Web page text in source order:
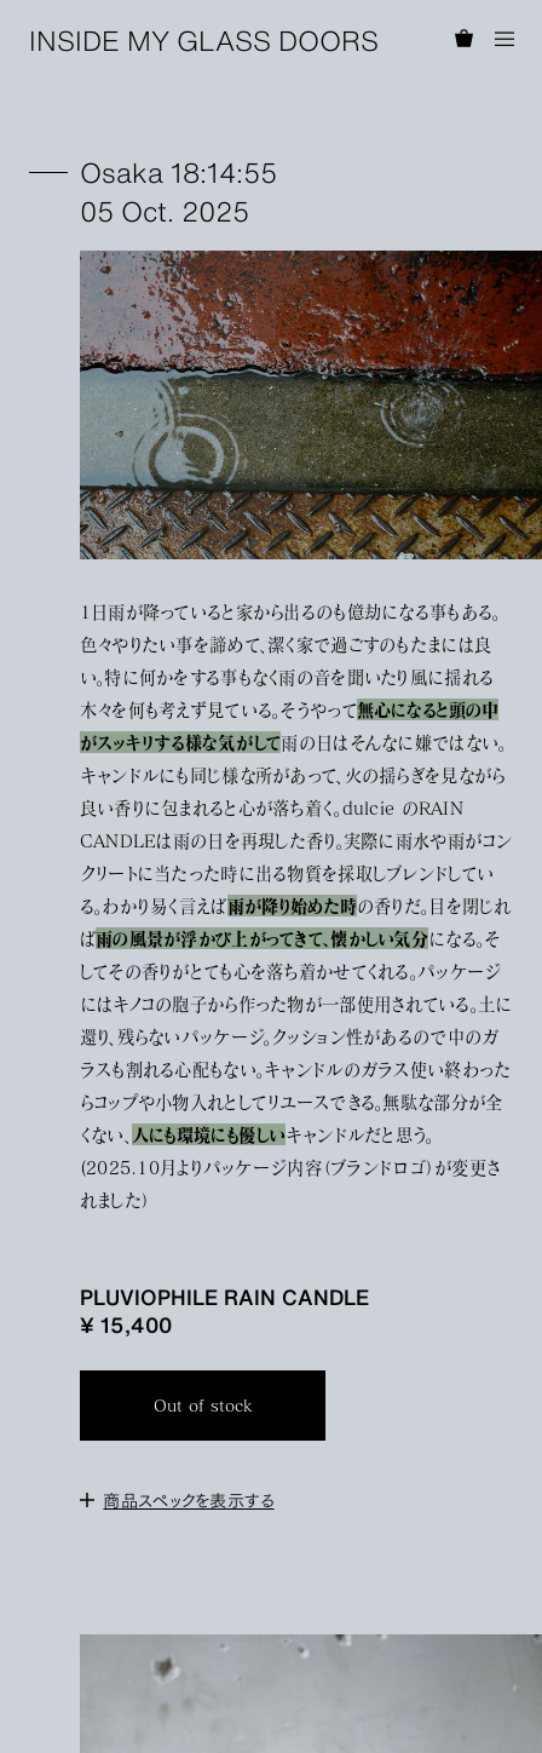
INSIDE MY GLASS DOORS
Osaka 18:14:55
05 Oct. 2025
1日雨が降っていると家から出るのも億劫になる事もある。
色々やりたい事を諦めて、潔く家で過ごすのもたまには良
い。特に何かをする事もなく雨の音を聞いたり風に揺れる
木々を何も考えず見ている。そうやって無心になると頭の中
がスッキリする様な気がして雨の日はそんなに嫌ではない。
キャンドルにも同じ様な所があって、火の揺らぎを見ながら
良い香りに包まれると心が落ち着く。dulcie のRAIN
CANDLEは雨の日を再現した香り。実際に雨水や雨がコン
クリートに当たった時に出る物質を採取しブレンドしてい
る。わかり易く言えば雨が降り始めた時の香りだ。目を閉じれ
ば雨の風景が浮かび上がってきて、懐かしい気分になる。そ
してその香りがとても心を落ち着かせてくれる。パッケージ
にはキノコの胞子から作った物が一部使用されている。土に
還り、残らないパッケージ。クッション性があるので中のガ
ラスも割れる心配もない。キャンドルのガラス使い終わった
らコップや小物入れとしてリユースできる。無駄な部分が全
くない、
人にも環境にも優しいキャンドルだと思う。
(2025.10月よりパッケージ内容（ブランドロゴ）が変更さ
れました）
PLUVIOPHILE RAIN CANDLE
¥ 15,400
Out of stock
商品スペックを表示する
お使いください。次回からの使用時に燃焼しやすくなり、より長くに
お使いになれます。
ってください。